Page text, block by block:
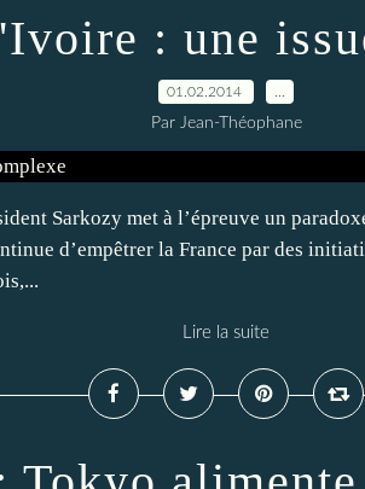
: une
01.02.2014
Par Jean-Théophane
Sarkozy met à l’épreuve un
d’empêtrer la France par des
Lire la suite